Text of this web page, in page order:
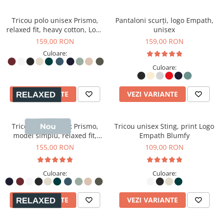
Tricou polo unisex Prismo,
relaxed fit, heavy cotton, Logo
brodat
159,00 RON
Culoare:
VEZI VARIANTE
Pantaloni scurți, logo Empath,
unisex
159,00 RON
Culoare:
VEZI VARIANTE
Tricou polo unisex Prismo,
model simplu, relaxed fit,
heavy cotton
155,00 RON
Culoare:
VEZI VARIANTE
Tricou unisex Sting, print Logo
Empath Blumfy
109,00 RON
Culoare:
VEZI VARIANTE